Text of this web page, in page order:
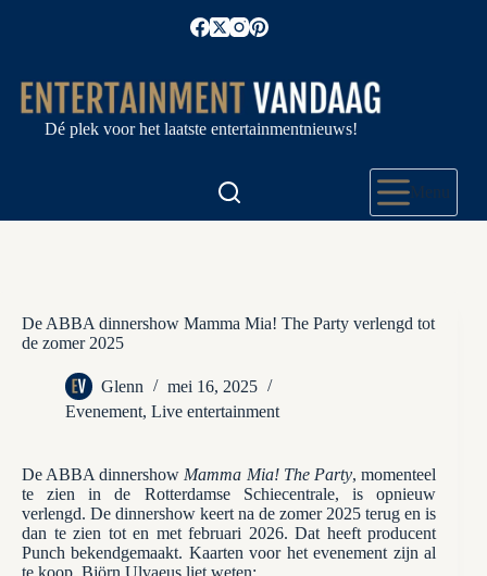
Dé plek voor het laatste entertainmentnieuws!
Menu
De ABBA dinnershow Mamma Mia! The Party verlengd tot
de zomer 2025
Glenn
mei 16, 2025
Evenement, Live entertainment
De ABBA dinnershow Mamma Mia! The Party, momenteel
te zien in de Rotterdamse Schiecentrale, is opnieuw
verlengd. De dinnershow keert na de zomer 2025 terug en is
dan te zien tot en met februari 2026. Dat heeft producent
Punch bekendgemaakt. Kaarten voor het evenement zijn al
te koop. Björn Ulvaeus liet weten: